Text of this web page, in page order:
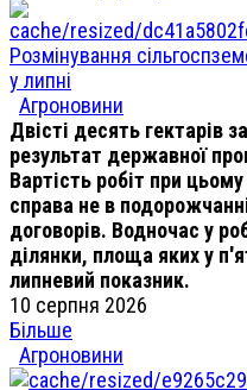
Розмінування
у липні
Агроновини
Двісті десять гектарів
результат державної
Вартість робіт при
справа не в
договорів. Водночас у
ділянки, площа яких у
липневий показник.
10 серпня 2026
Більше
Агроновини